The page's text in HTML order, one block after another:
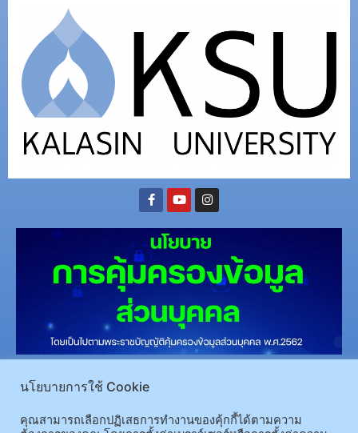
(อ.เมือง)62/1 ถ.เกษตรสมบูรณ์ ต.กาฬสินธุ์ อ.เมือง จ.กาฬสินธุ์ 46000
นโยบายการใช้ Cookie
คุณสามารถเลือกปฏิเสธการทำงานของคุ้กกี้ได้ตามความ